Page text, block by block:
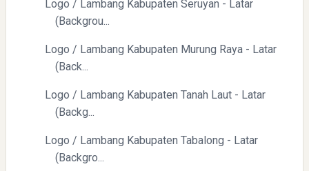
Logo / Lambang Kabupaten Seruyan - Latar
(Backgrou...
Logo / Lambang Kabupaten Murung Raya - Latar
(Back...
Logo / Lambang Kabupaten Tanah Laut - Latar
(Backg...
Logo / Lambang Kabupaten Tabalong - Latar
(Backgro...